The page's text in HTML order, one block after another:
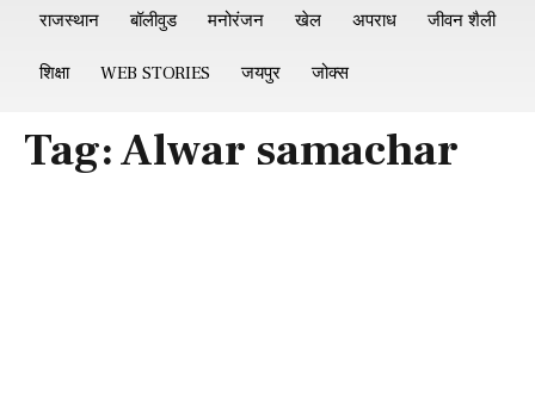
राजस्थान बॉलीवुड मनोरंजन खेल अपराध जीवन शैली
शिक्षा WEB STORIES जयपुर जोक्स
Tag:Alwar samachar